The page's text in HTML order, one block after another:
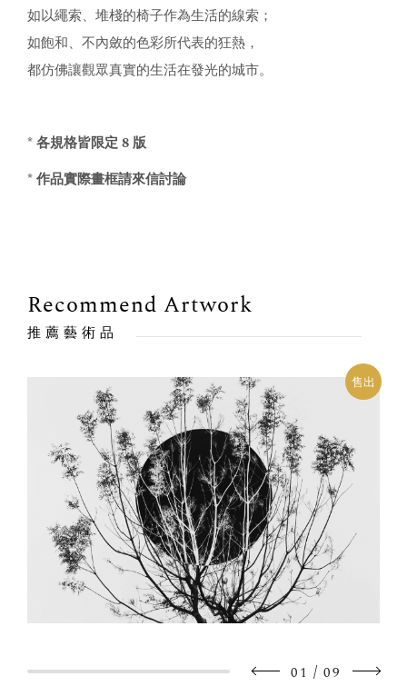
如以繩索、堆棧的椅子作為生活的線索；
如飽和、不內斂的色彩所代表的狂熱，
都仿佛讓觀眾真實的生活在發光的城市。
* 各規格皆限定 8 版
* 作品實際畫框請來信討論
Recommend Artwork
推薦藝術品
售出
01 / 09